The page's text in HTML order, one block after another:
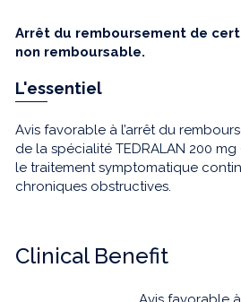
Arrêt du remboursement de
non remboursable.
L'essentiel
Avis favorable à l’arrêt du
de la spécialité TEDRALAN 200
le traitement symptomatique
chroniques obstructives.
Clinical Benefit